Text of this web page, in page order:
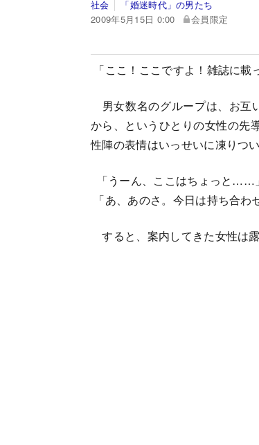
社会
「婚迷時代」の男たち
2009年5月15日 0:00
会員限定
「ここ！ここですよ！雑誌に
男女数名のグループは、お互
から、というひとりの女性の先
性陣の表情はいっせいに凍りつ
「うーん、ここはちょっと……」
「あ、あのさ。今日は持ち合わ
すると、案内してきた女性は